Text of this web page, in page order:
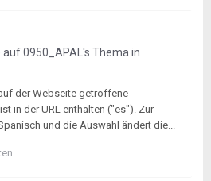
auf0950_APAL 's Thema in
der Webseite getroffene
in der URL enthalten ("es"). Zur
und die Auswahl ändert die...